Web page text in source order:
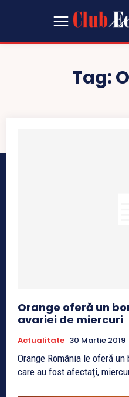
Tag:
Orange oferă un
avariei de miercuri
Actualitate 30 Martie 2019
Orange România le oferă
care au fost afectaţi,